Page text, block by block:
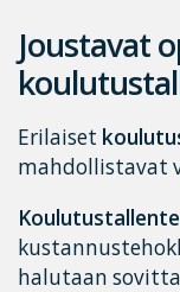
Joustavat
Erilaiset
mahdollistavat
halutaan